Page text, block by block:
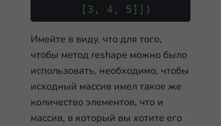
[3, 4, 5]] )
Имейте в виду, что для того,
чтобы метод reshape можно было
использовать, необходимо, чтобы
исходный массив имел такое же
количество элементов, что и
массив, в который вы хотите его